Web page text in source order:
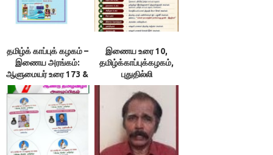
தமிழ்க் காப்புக் கழகம் –
இணைய அரங்கம்:
ஆளுமையர் உரை 173 &
174 ; நூலரங்கம்
இணைய உரை 10,
தமிழ்க்காப்புக்கழகம்,
புதுதில்லி